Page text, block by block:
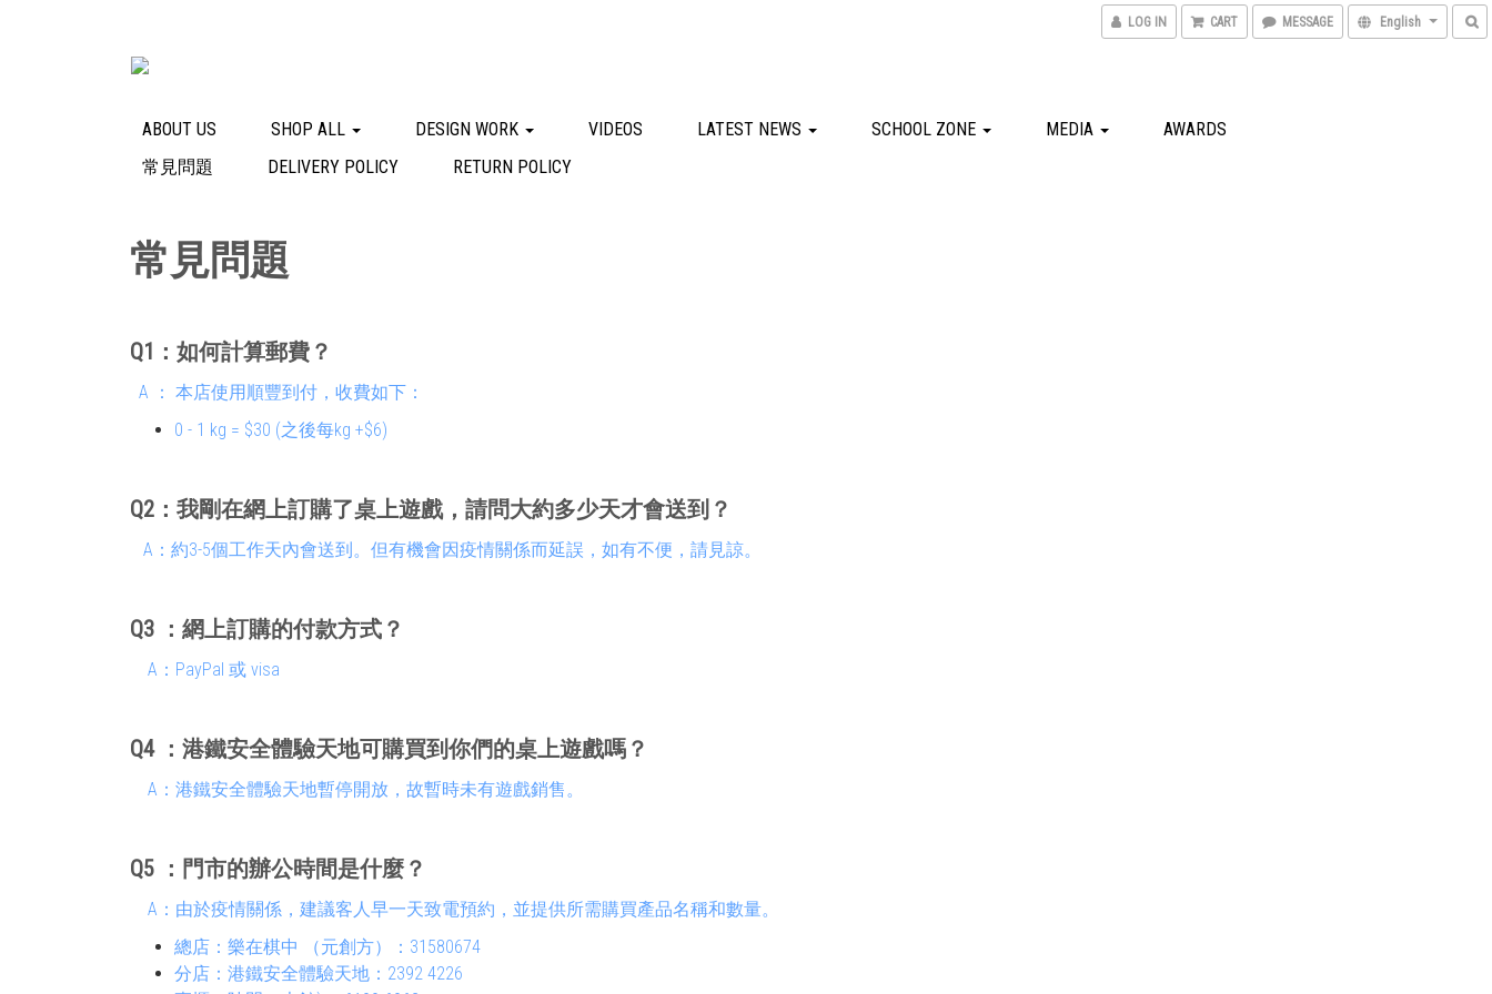
LOG IN CART MESSAGE English
ABOUT US SHOP ALL DESIGN WORK VIDEOS LATEST NEWS SCHOOL ZONE MEDIA
AWARDS
常見問題
DELIVERY POLICY RETURN POLICY
常見問題
Q1 ： 如何計算郵費？
A ： 本店使用順豐到付，收費如下：
0 - 1 kg = $30 (之後每kg +$6)
Q2 ： 我剛在網上訂購了桌上遊戲，請問大約多少天才會送到？
A：約3-5個工作天內會送到。但有機會因疫情關係而延誤，如有不便，請見諒。
Q3 ：網上訂購的付款方式 ？
A：PayPal 或 visa
Q4 ： 港鐵安全體驗天地可購買到你們的桌上遊戲嗎？
A： 港鐵安全體驗天地暫停開放，故暫時未有遊戲銷售。
Q5 ： 門市的辦公時間是什麼？
A： 由於疫情關係，建議客人早一天致電預約，並提供所需購買產品名稱和數量。
總店：樂在棋中 （元創方）：31580674
分店：港鐵安全體驗天地：2392 4226